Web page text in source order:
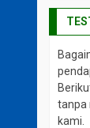
tanpa
kami.